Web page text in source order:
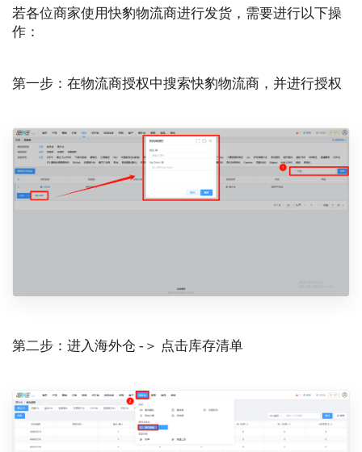
若各位商家使用快豹物流商进行发货，需要进行以下操
作：
第一步：在物流商授权中搜索快豹物流商，并进行授权
第二步：进入海外仓 -＞ 点击库存清单